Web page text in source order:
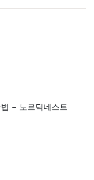
- 노르딕네스트